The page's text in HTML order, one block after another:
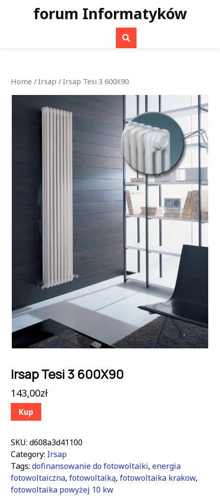
forum Informatyków
Home / Irsap / Irsap Tesi 3 600X90
Irsap Tesi 3 600X90
143,00zł
Kup
SKU: d608a3d41100
Category: Irsap
Tags: dofinansowanie do fotowoltaiki, energia
fotowoltaiczna, fotowoltaiką, fotowoltaika krakow,
fotowoltaika powyżej 10 kw